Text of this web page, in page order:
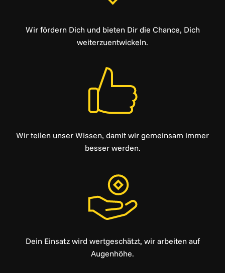
Wir fördern Dich und bieten Dir die Chance, Dich
weiterzuentwickeln.
Wir teilen unser Wissen, damit wir gemeinsam immer
besser werden.
Dein Einsatz wird wertgeschätzt, wir arbeiten auf
Augenhöhe.